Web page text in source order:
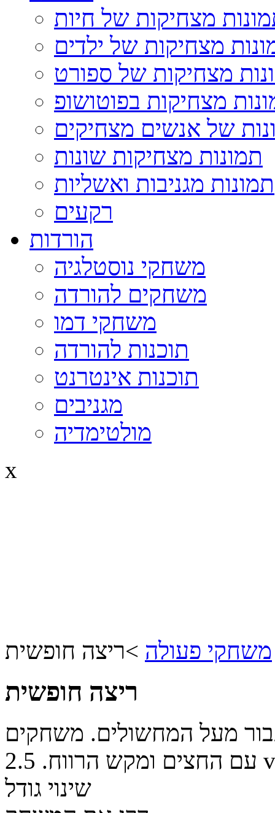
מצחיקות של חיות
מצחיקות של ילדים
מצחיקות של ספורט
מצחיקות בפוטושופ
של אנשים מצחיקים
תמונות מצחיקות שונות
תמונות מגניבות ואשליות
רקעים
הורדות
משחקי נוסטלגיה
משחקים להורדה
משחקי דמו
תוכנות להורדה
תוכנות אינטרנט
מגניבים
מולטימדיה
x
משחקי פעולה >ריצה חופשית
ריצה חופשית
מעל המחשולים. משחקים
עם החצים ומקש הרווח. 2.5
שינוי גודל